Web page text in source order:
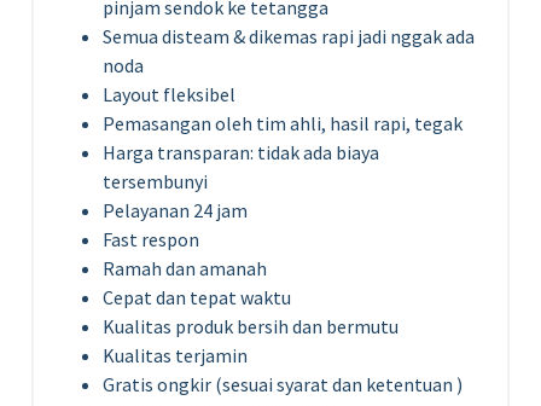
pinjam sendok ke tetangga
Semua disteam & dikemas rapi jadi nggak ada
noda
Layout fleksibel
Pemasangan oleh tim ahli, hasil rapi, tegak
Harga transparan: tidak ada biaya
tersembunyi
Pelayanan 24 jam
Fast respon
Ramah dan amanah
Cepat dan tepat waktu
Kualitas produk bersih dan bermutu
Kualitas terjamin
Gratis ongkir (sesuai syarat dan ketentuan )